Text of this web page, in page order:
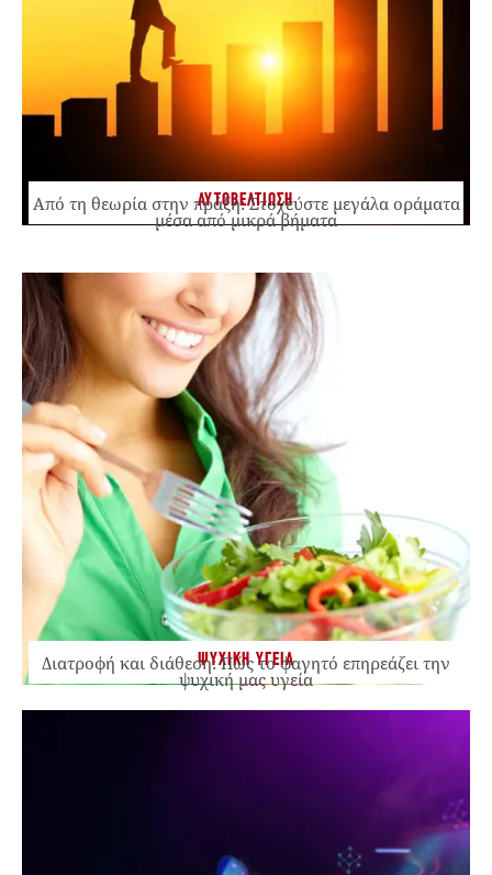
ΑΥΤΟΒΕΛΤΙΩΣΗ
Από τη θεωρία στην πράξη: Στοχεύστε μεγάλα οράματα
μέσα από μικρά βήματα
ΨΥΧΙΚΗ ΥΓΕΙΑ
Διατροφή και διάθεση: Πώς το φαγητό επηρεάζει την
ψυχική μας υγεία